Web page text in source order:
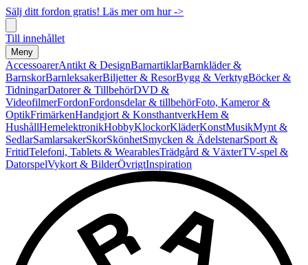
Sälj ditt fordon gratis! Läs mer om hur ->
Till innehållet
Meny
AccessoarerAntikt & DesignBarnartiklarBarnkläder &
BarnskorBarnleksakerBiljetter & ResorBygg & VerktygBöcker &
TidningarDatorer & TillbehörDVD &
VideofilmerFordonFordonsdelar & tillbehörFoto, Kameror &
OptikFrimärkenHandgjort & KonsthantverkHem &
HushållHemelektronikHobbyKlockorKläderKonstMusikMynt &
SedlarSamlarsakerSkorSkönhetSmycken & ÄdelstenarSport &
FritidTelefoni, Tablets & WearablesTrädgård & VäxterTV-spel &
DatorspelVykort & BilderÖvrigtInspiration